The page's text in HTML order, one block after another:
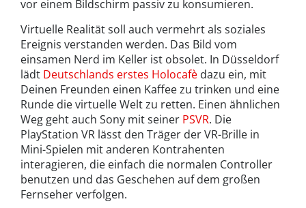
vor einem Bildschirm passiv zu konsumieren.
Virtuelle Realität soll auch vermehrt als soziales
Ereignis verstanden werden. Das Bild vom
einsamen Nerd im Keller ist obsolet. In Düsseldorf
lädt Deutschlands erstes Holocafè dazu ein, mit
Deinen Freunden einen Kaffee zu trinken und eine
Runde die virtuelle Welt zu retten. Einen ähnlichen
Weg geht auch Sony mit seiner PSVR. Die
PlayStation VR lässt den Träger der VR-Brille in
Mini-Spielen mit anderen Kontrahenten
interagieren, die einfach die normalen Controller
benutzen und das Geschehen auf dem großen
Fernseher verfolgen.